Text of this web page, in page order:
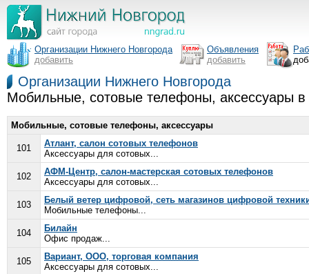
Организации Нижнего Новгорода
добавить
Объявления
добавить
Организации Нижнего Новгорода
Мобильные, сотовые телефоны, аксессуары
Мобильные, сотовые телефоны, аксессуары
101
Атлант, салон сотовых телефонов
Аксессуары для сотовых...
102
АФМ-Центр, салон-мастерская сотовых телефонов
Аксессуары для сотовых...
103
Белый ветер цифровой, сеть магазинов цифровой
Мобильные телефоны...
104
Билайн
Офис продаж...
105
Вариант, ООО, торговая компания
Аксессуары для сотовых...